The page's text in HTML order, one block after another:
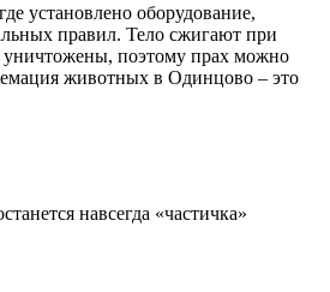
установлено оборудование,
правил. Тело сжигают при
уничтожены, поэтому прах можно
животных в Одинцово – это
навсегда «частичка»